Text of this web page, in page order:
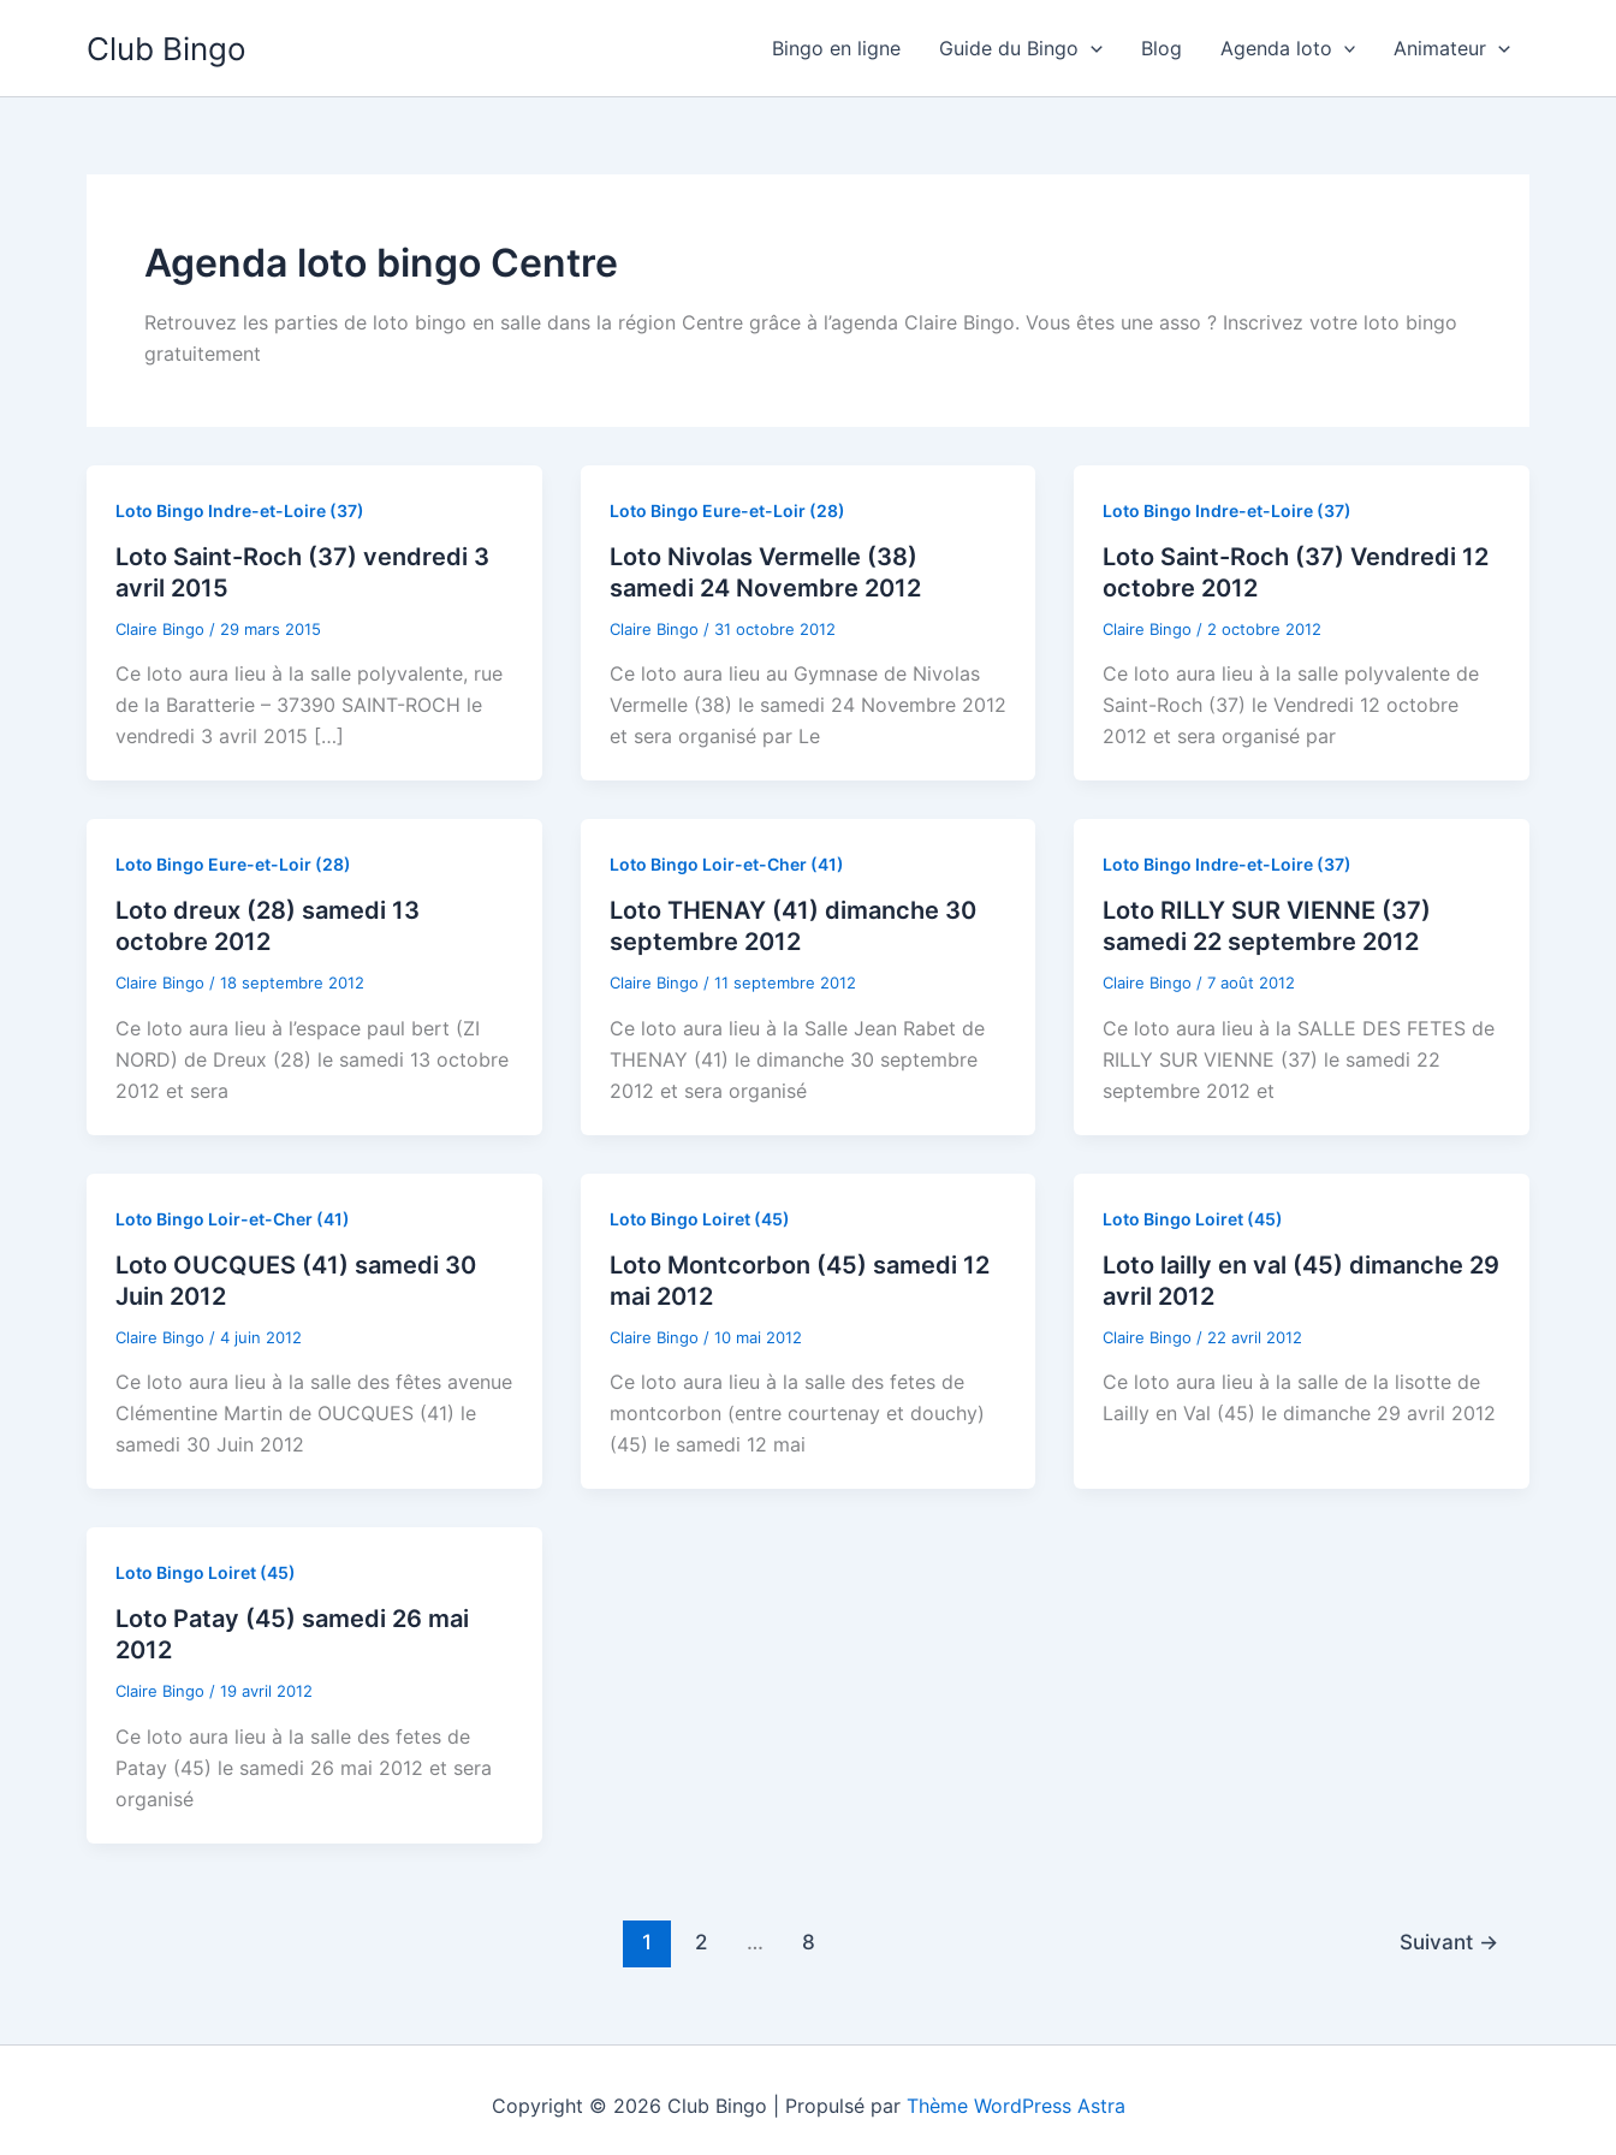
Club Bingo Bingo en ligne Guide du Bingo Blog Agenda loto Animateur
Agenda loto bingo Centre
Retrouvez les parties de loto bingo en salle dans la région Centre grâce à l’agenda Claire Bingo. Vous êtes une asso ? Inscrivez votre loto bingo
gratuitement
Loto Bingo Indre-et-Loire (37)
Loto Saint-Roch (37) vendredi 3
avril 2015
Claire Bingo / 29 mars 2015
Ce loto aura lieu à la salle polyvalente, rue
de la Baratterie – 37390 SAINT-ROCH le
vendredi 3 avril 2015 […]
Loto Bingo Eure-et-Loir (28)
Loto Nivolas Vermelle (38)
samedi 24 Novembre 2012
Claire Bingo / 31 octobre 2012
Ce loto aura lieu au Gymnase de Nivolas
Vermelle (38) le samedi 24 Novembre 2012
et sera organisé par Le
Loto Bingo Indre-et-Loire (37)
Loto Saint-Roch (37) Vendredi 12
octobre 2012
Claire Bingo / 2 octobre 2012
Ce loto aura lieu à la salle polyvalente de
Saint-Roch (37) le Vendredi 12 octobre
2012 et sera organisé par
Loto Bingo Eure-et-Loir (28)
Loto dreux (28) samedi 13
octobre 2012
Claire Bingo / 18 septembre 2012
Ce loto aura lieu à l’espace paul bert (ZI
NORD) de Dreux (28) le samedi 13 octobre
2012 et sera
Loto Bingo Loir-et-Cher (41)
Loto THENAY (41) dimanche 30
septembre 2012
Claire Bingo / 11 septembre 2012
Ce loto aura lieu à la Salle Jean Rabet de
THENAY (41) le dimanche 30 septembre
2012 et sera organisé
Loto Bingo Indre-et-Loire (37)
Loto RILLY SUR VIENNE (37)
samedi 22 septembre 2012
Claire Bingo /7 août 2012
Ce loto aura lieu à la SALLE DES FETES de
RILLY SUR VIENNE (37) le samedi 22
septembre 2012 et
Loto Bingo Loir-et-Cher (41)
Loto OUCQUES (41) samedi 30
Juin 2012
Claire Bingo / 4 juin 2012
Ce loto aura lieu à la salle des fêtes avenue
Clémentine Martin de OUCQUES (41) le
samedi 30 Juin 2012
Loto Bingo Loiret (45)
Loto Montcorbon (45) samedi 12
mai 2012
Claire Bingo / 10 mai 2012
Ce loto aura lieu à la salle des fetes de
montcorbon (entre courtenay et douchy)
(45) le samedi 12 mai
Loto Bingo Loiret (45)
Loto lailly en val (45) dimanche 29
avril 2012
Claire Bingo / 22 avril 2012
Ce loto aura lieu à la salle de la lisotte de
Lailly en Val (45) le dimanche 29 avril 2012
Loto Bingo Loiret (45)
Loto Patay (45) samedi 26 mai
2012
Claire Bingo / 19 avril 2012
Ce loto aura lieu à la salle des fetes de
Patay (45) le samedi 26 mai 2012 et sera
organisé
1 2 … 8 Suivant →
Copyright © 2026 Club Bingo | Propulsé par Thème WordPress Astra